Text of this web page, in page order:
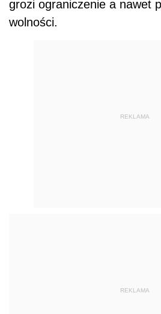
grozi ograniczenie a nawet
wolności.
REKLAMA
REKLAMA